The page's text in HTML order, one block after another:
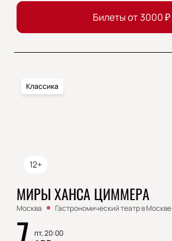
Билеты от 3000₽
12+
Классика
МИРЫ ХАНСА ЦИММЕРА
Москва Гастрономический театр в Москве
пт, 20:00